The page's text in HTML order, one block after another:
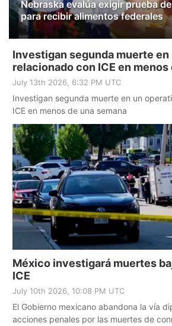
Nebraska evalúa exigir prueba
para recibir alimentos federales
Investigan segunda muerte
relacionado con ICE en menos
July 13th 2026, 6:32 PM UTC
Investigan segunda muerte en un
ICE en menos de una semana
México investigará muertes
ICE
July 10th 2026, 10:08 PM UTC
El Gobierno mexicano abandona la vía
acciones penales por las muertes de